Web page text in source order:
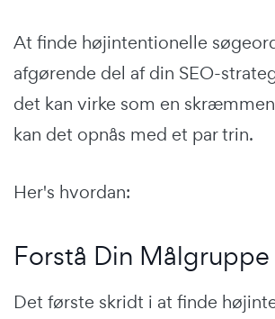
At finde højintentionelle
afgørende del af din SEO-
det kan virke som en
kan det opnås med et par trin.
Her's hvordan:
Forstå Din Målgruppe
Det første skridt i at finde